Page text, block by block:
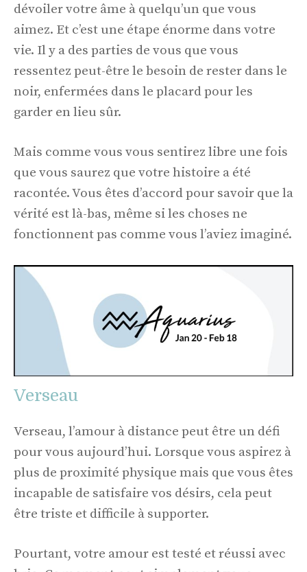
dévoiler votre âme à quelqu’un que vous
aimez. Et c’est une étape énorme dans votre
vie. Il y a des parties de vous que vous
ressentez peut-être le besoin de rester dans le
noir, enfermées dans le placard pour les
garder en lieu sûr.
Mais comme vous vous sentirez libre une fois
que vous saurez que votre histoire a été
racontée. Vous êtes d’accord pour savoir que la
vérité est là-bas, même si les choses ne
fonctionnent pas comme vous l’aviez imaginé.
Verseau
Verseau, l’amour à distance peut être un défi
pour vous aujourd’hui. Lorsque vous aspirez à
plus de proximité physique mais que vous êtes
incapable de satisfaire vos désirs, cela peut
être triste et difficile à supporter.
Pourtant, votre amour est testé et réussi avec